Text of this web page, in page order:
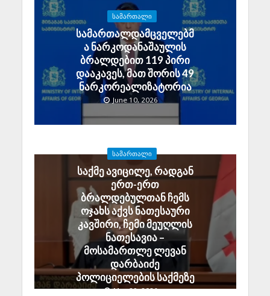
ᲡᲐᲛᲐᲠᲗᲐᲚᲘ
სამართალდამცველებმ
ა ნარკოდანაშაულის
ბრალდებით 119 პირი
დააკავეს, მათ შორის 49
ნარკორეალიზატორია
June 10, 2026
ᲡᲐᲛᲐᲠᲗᲐᲚᲘ
საქმე ავიცილე, რადგან
ერთ-ერთ
ბრალდებულთან ჩემს
ოჯახს აქვს ნათესაური
კავშირი, ჩემი მეუღლის
ნათესავია –
მოსამართლე ლევან
დარბაიძე
პოლიციელების საქმეზე
May 29, 2026